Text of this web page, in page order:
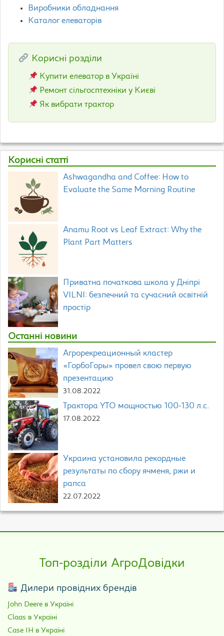
Виробники обладнання
Каталог елеваторів
Корисні розділи
Купити елеватор в Україні
Ремонт сільгосптехніки у Києві
Як вибрати трактор
Корисні статті
Ashwagandha and Coffee: How to
Evaluate the Same Morning Routine
Anamu Root vs Leaf Extract: Why the
Plant Part Matters
Приватна початкова школа у Дніпрі
VILNI: безпечний та сучасний освітній
простір
Останні новини
Агрорекреационный кластер
«ГорбоГоры» провел свою первую
презентацию
31.08.2022
Трактора YTO мощностью 100-130 л.с.
17.08.2022
Украина установила рекордные
результаты по сбору ячменя, ржи и
рапса
22.07.2022
Топ-розділи АгроДовідки
Дилери провідних брендів
John Deere в Україні
Claas в Україні
Case IH в Україні